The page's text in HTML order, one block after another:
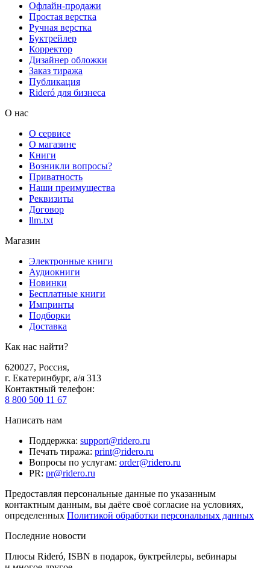
Офлайн-продажи
Простая верстка
Ручная верстка
Буктрейлер
Корректор
Дизайнер обложки
Заказ тиража
Публикация
Rideró для бизнеса
О нас
О сервисе
О магазине
Книги
Возникли вопросы?
Приватность
Наши преимущества
Реквизиты
Договор
llm.txt
Магазин
Электронные книги
Аудиокниги
Новинки
Бесплатные книги
Импринты
Подборки
Доставка
Как нас найти?
620027, Россия,
г. Екатеринбург, а/я 313
Контактный телефон:
8 800 500 11 67
Написать нам
Поддержка: support@ridero.ru
Печать тиража: print@ridero.ru
Вопросы по услугам: order@ridero.ru
PR: pr@ridero.ru
Предоставляя персональные данные по указанным
контактным данным, вы даёте своё согласие на условиях,
определенных Политикой обработки персональных данных
Последние новости
Плюсы Rideró, ISBN в подарок, буктрейлеры, вебинары